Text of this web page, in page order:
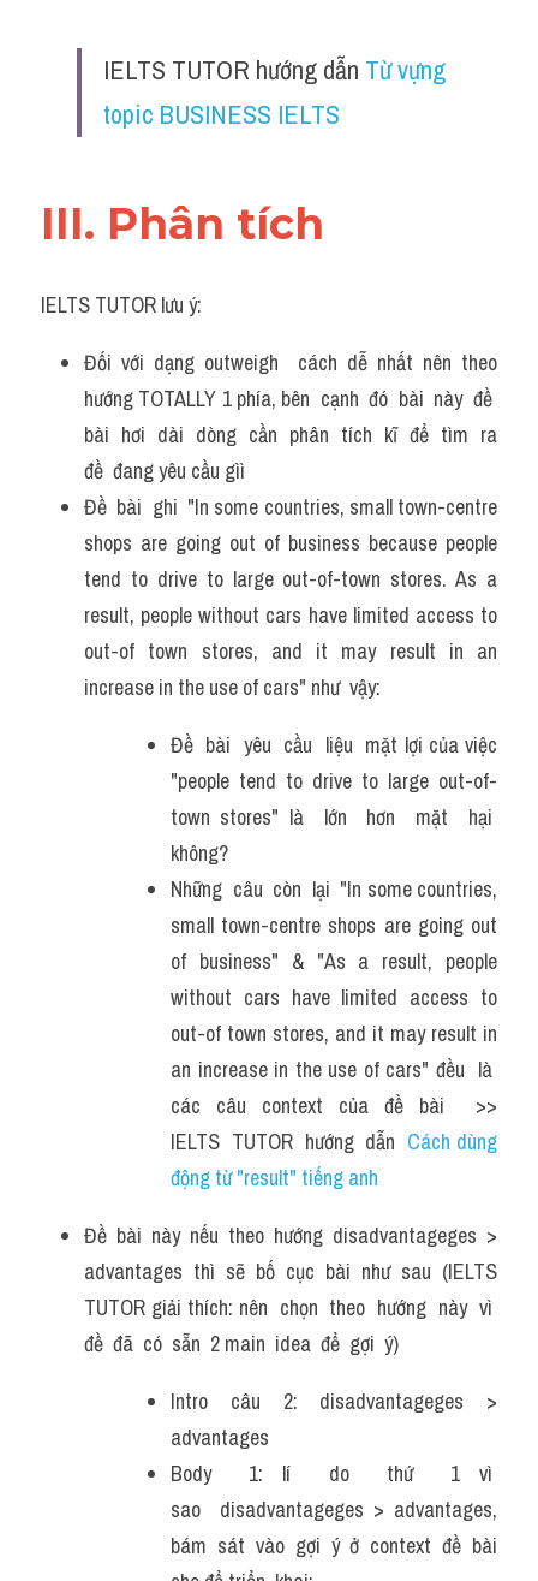
IELTS TUTOR hướng dẫn Từ vựng
topic BUSINESS IELTS
III. Phân tích
IELTS TUTOR lưu ý:
Đối với dạng outweigh  cách dễ nhất nên theo
hướng TOTALLY 1 phía, bên  cạnh  đó  bài  này  đề
bài  hơi  dài  dòng  cần  phân  tích  kĩ  để  tìm  ra
đề  đang yêu cầu gìì
Đề  bài  ghi  "In some countries, small town-centre
shops are going out of business because people
tend to drive to large out-of-town stores. As a
result, people without cars have limited access to
out-of town stores, and it may result in an
increase in the use of cars" như  vậy:
Đề  bài  yêu  cầu  liệu  mặt lợi của việc
"people tend to drive to large out-of-
town stores" là  lớn  hơn  mặt  hại
không?
Những  câu  còn  lại  "In some countries,
small town-centre shops are going out
of business" & "As a result, people
without cars have limited access to
out-of town stores, and it may result in
an increase in the use of cars" đều  là
các  câu  context  của  đề  bài    >>
IELTS  TUTOR  hướng  dẫn Cách dùng
động từ "result" tiếng anh
Đề bài này nếu theo hướng disadvantageges >
advantages  thì  sẽ  bố  cục  bài  như  sau  (IELTS
TUTOR giải thích: nên  chọn  theo  hướng  này  vì
đề  đã  có  sẵn  2 main  idea  để  gợi  ý)
Intro câu 2: disadvantageges >
advantages
Body  1: lí  do  thứ  1 vì
sao  disadvantageges > advantages,
bám  sát  vào  gợi  ý  ở  context  đề  bài